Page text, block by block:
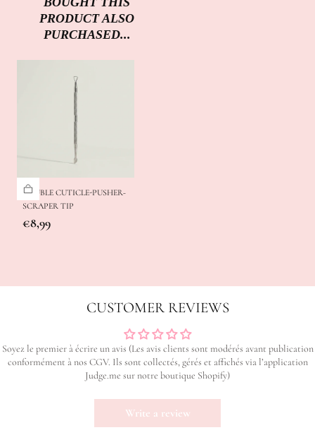
PRODUCT ALSO
PURCHASED...
DOUBLE CUTICLE-PUSHER-
SCRAPER TIP
Regular
€8,99
CUSTOMER REVIEWS
Soyez le premier à écrire un avis (Les avis clients sont modérés avant publication
conformément à nos CGV. Ils sont collectés, gérés et affichés via l’application
Judge.me sur notre boutique Shopify)
Write a review